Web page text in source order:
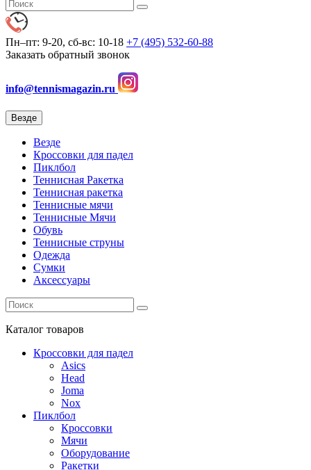
Пн–пт: 9-20, сб-вс: 10-18 +7 (495) 532-60-88
Заказать обратный звонок
info@tennismagazin.ru
Везде
Везде
Кроссовки для падел
Пиклбол
Теннисная Ракетка
Теннисная ракетка
Теннисные мячи
Теннисные Мячи
Обувь
Теннисные струны
Одежда
Сумки
Аксессуары
Каталог товаров
Кроссовки для падел
Asics
Head
Joma
Nox
Пиклбол
Кроссовки
Мячи
Оборудование
Ракетки